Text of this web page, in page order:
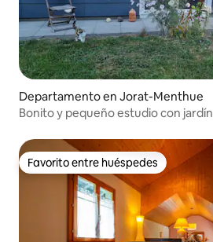
Departamento en Jorat-Menthue
Bonito y pequeño estudio con jardín
Favorito entre huéspedes
Favorito entre huéspedes